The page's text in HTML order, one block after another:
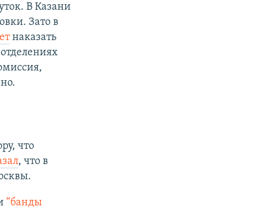
В Казани
Зато в
наказать
что
, что в
“банды